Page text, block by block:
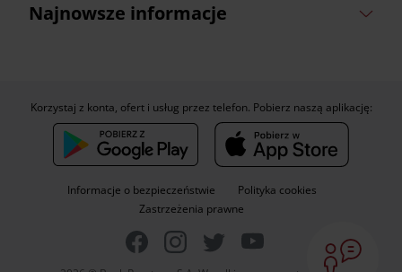
Najnowsze informacje
Informacje o bezpieczeństwie
Polityka cookies
Zastrzeżenia prawne
Korzystaj z konta, ofert i usług przez telefon. Pobierz naszą aplikację: